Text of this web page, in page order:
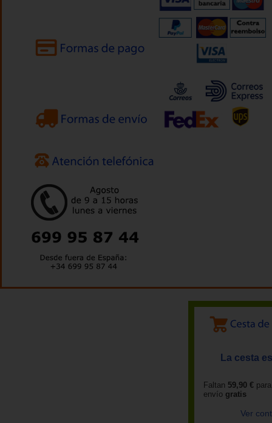
La cesta
Faltan 59,90 €
envío gratis
Ver